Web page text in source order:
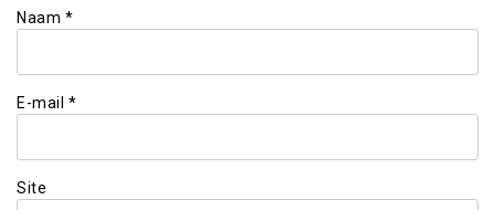
Naam *
E-mail *
Site